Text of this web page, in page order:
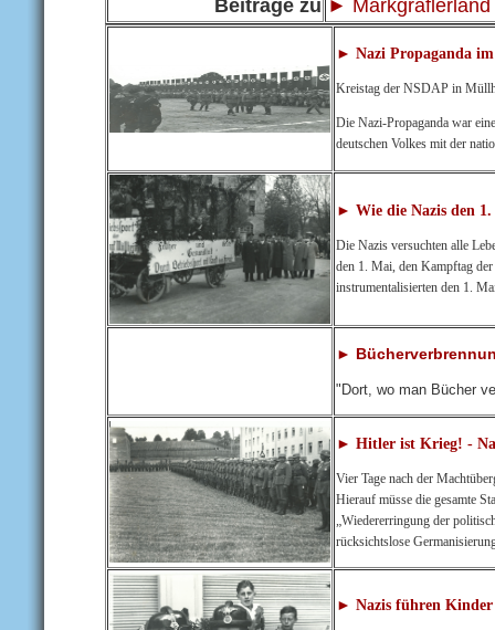
Beiträge zu ►
► Nazi Propaganda
Kreistag der NSDAP in
Die Nazi-Propaganda war
deutschen Volkes mit der
► Wie die Nazis den 1.
Die Nazis versuchten alle
den 1. Mai, den Kampftag
instrumentalisierten den 1.
►
"Dort, wo man Bücher
► Hitler ist Krieg! -
Vier Tage nach der
Hierauf müsse die gesamte
„Wiedererringung der
rücksichtslose
► Nazis führen Kinder